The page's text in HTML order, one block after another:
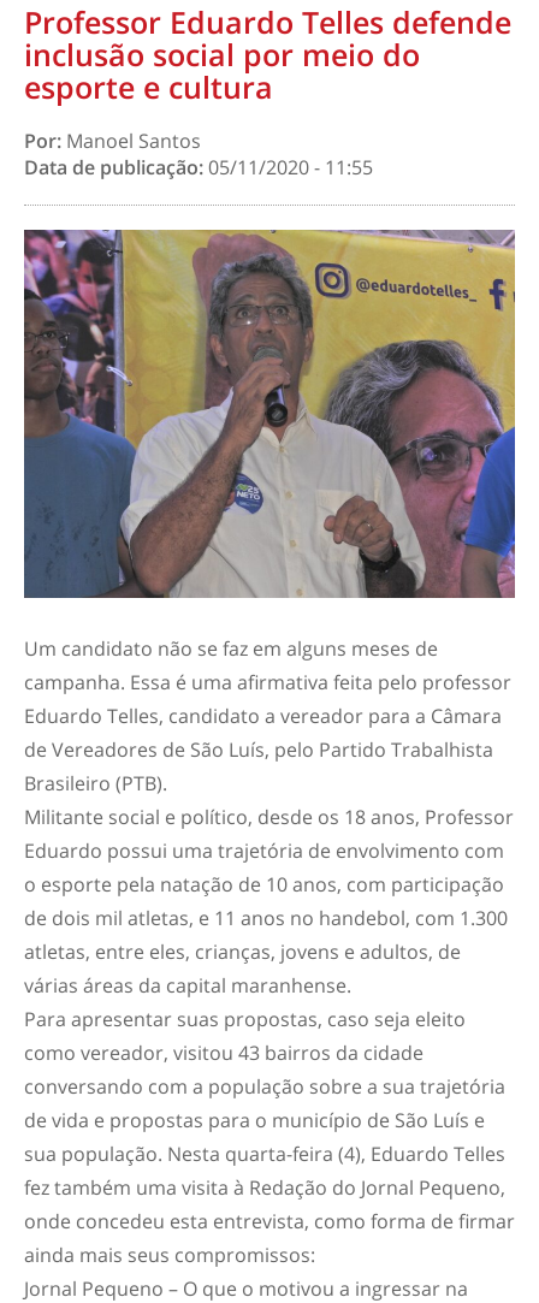
Professor Eduardo Telles defende
inclusão social por meio do
esporte e cultura
Por: Manoel Santos
Data de publicação:05/11/2020 - 11:55
Um candidato não se faz em alguns meses de
campanha. Essa é uma afirmativa feita pelo professor
Eduardo Telles, candidato a vereador para a Câmara
de Vereadores de São Luís, pelo Partido Trabalhista
Brasileiro (PTB).
Militante social e político, desde os 18 anos, Professor
Eduardo possui uma trajetória de envolvimento com
o esporte pela natação de 10 anos, com participação
de dois mil atletas, e 11 anos no handebol, com 1.300
atletas, entre eles, crianças, jovens e adultos, de
várias áreas da capital maranhense.
Para apresentar suas propostas, caso seja eleito
como vereador, visitou 43 bairros da cidade
conversando com a população sobre a sua trajetória
de vida e propostas para o município de São Luís e
sua população. Nesta quarta-feira (4), Eduardo Telles
fez também uma visita à Redação do Jornal Pequeno,
onde concedeu esta entrevista, como forma de firmar
ainda mais seus compromissos:
Jornal Pequeno – O que o motivou a ingressar na